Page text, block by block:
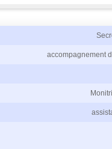
accompagnement